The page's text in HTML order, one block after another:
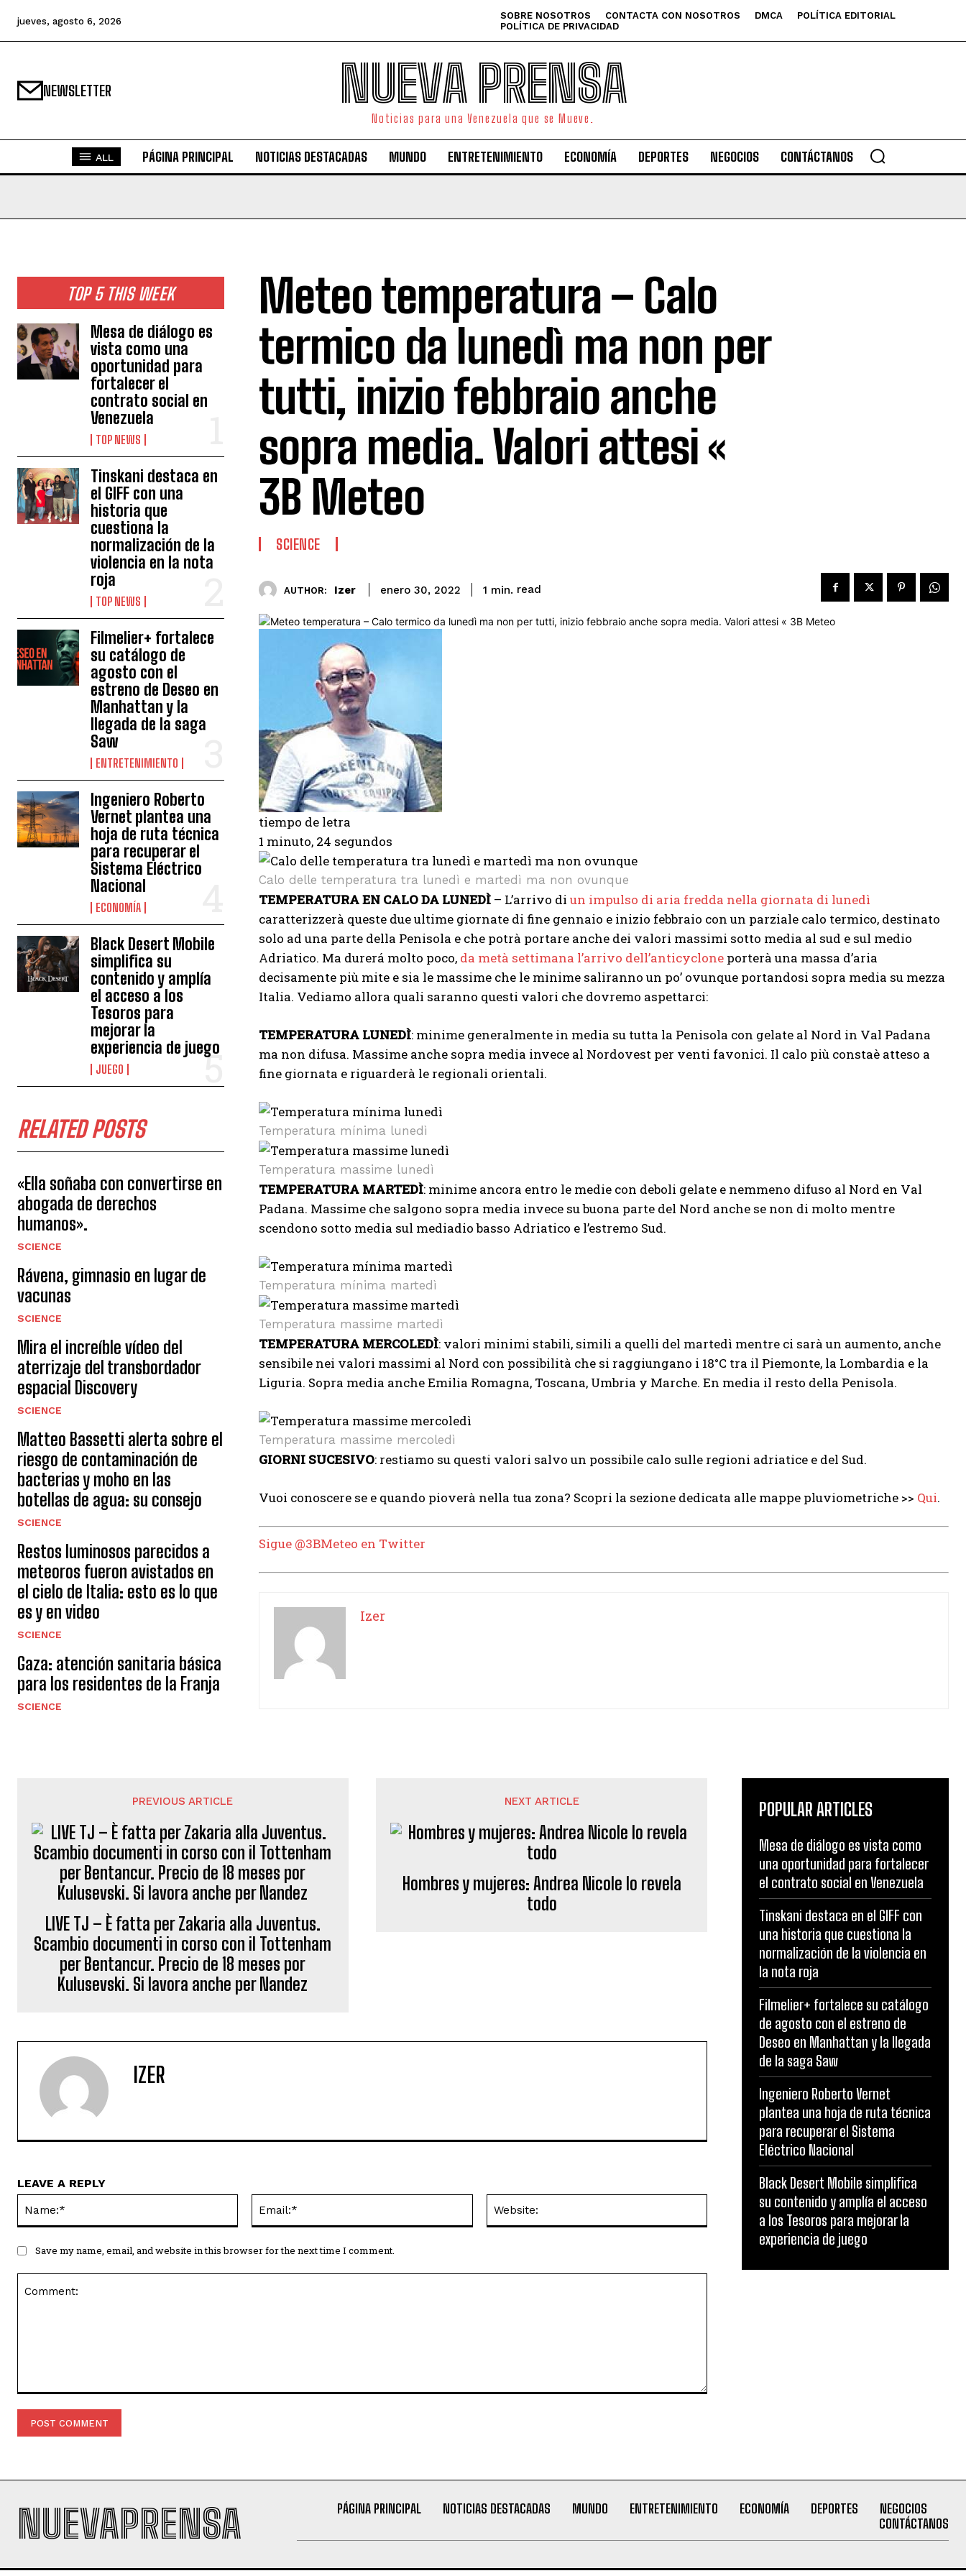
I've read and accept thePrivacy Policy.
jueves, agosto 6, 2026 SOBRE NOSOTROS CONTACTA CON NOSOTROS DMCA
POLÍTICA EDITORIAL
POLÍTICA DE PRIVACIDAD
NEWSLETTER NUEVA PRENSA
Noticias para una Venezuela que se Mueve.
ALL PÁGINA PRINCIPAL NOTICIAS DESTACADAS MUNDO ENTRETENIMIENTO ECONOMÍA DEPORTES NEGOCIOS CONTÁCTANOS
TOP 5 THIS WEEK
Mesa de diálogo es
vista como una
oportunidad para
fortalecer el
contrato social en
Venezuela
TOP NEWS
Tinskani destaca en
el GIFF con una
historia que
cuestiona la
normalización de la
violencia en la nota
roja
TOP NEWS
Filmelier+ fortalece
su catálogo de
agosto con el
estreno de Deseo en
Manhattan y la
llegada de la saga
Saw
ENTRETENIMIENTO
Ingeniero Roberto
Vernet plantea una
hoja de ruta técnica
para recuperar el
Sistema Eléctrico
Nacional
ECONOMÍA
Black Desert Mobile
simplifica su
contenido y amplía
el acceso a los
Tesoros para
mejorar la
experiencia de juego
JUEGO
RELATED POSTS
«Ella soñaba con convertirse en
abogada de derechos
humanos».
SCIENCE
Rávena, gimnasio en lugar de
vacunas
SCIENCE
Mira el increíble vídeo del
aterrizaje del transbordador
espacial Discovery
SCIENCE
Matteo Bassetti alerta sobre el
riesgo de contaminación de
bacterias y moho en las
botellas de agua: su consejo
SCIENCE
Restos luminosos parecidos a
meteoros fueron avistados en
el cielo de Italia: esto es lo que
es y en video
SCIENCE
Gaza: atención sanitaria básica
para los residentes de la Franja
SCIENCE
Meteo temperatura – Calo
termico da lunedì ma non per
tutti, inizio febbraio anche
sopra media. Valori attesi «
3B Meteo
SCIENCE
AUTHOR: Izer enero 30, 2022 1 min. read
tiempo de letra
1 minuto, 24 segundos
Calo delle temperatura tra lunedì e martedì ma non ovunque
TEMPERATURA EN CALO DA LUNEDÌ – L’arrivo di un impulso di aria fredda nella giornata di lunedì
caratterizzerà queste due ultime giornate di fine gennaio e inizio febbraio con un parziale calo termico, destinato
solo ad una parte della Penisola e che potrà portare anche dei valori massimi sotto media al sud e sul medio
Adriatico. Ma durerá molto poco, da metà settimana l’arrivo dell’anticyclone porterà una massa d’aria
decisamente più mite e sia le massime che le minime saliranno un po’ ovunque portandosi sopra media su mezza
Italia. Vediamo allora quali saranno questi valori che dovremo aspettarci:
TEMPERATURA LUNEDÌ: minime generalmente in media su tutta la Penisola con gelate al Nord in Val Padana
ma non difusa. Massime anche sopra media invece al Nordovest per venti favonici. Il calo più constaè atteso a
fine giornata e riguarderà le regionali orientali.
Temperatura mínima lunedì
Temperatura massime lunedì
TEMPERATURA MARTEDÌ: minime ancora entro le medie con deboli gelate e nemmeno difuso al Nord en Val
Padana. Massime che salgono sopra media invece su buona parte del Nord anche se non di molto mentre
scendono sotto media sul mediadio basso Adriatico e l’estremo Sud.
Temperatura mínima martedì
Temperatura massime martedì
TEMPERATURA MERCOLEDÌ: valori minimi stabili, simili a quelli del martedì mentre ci sarà un aumento, anche
sensibile nei valori massimi al Nord con possibilità che si raggiungano i 18°C ​​​​tra il Piemonte, la Lombardia e la
Liguria. Sopra media anche Emilia Romagna, Toscana, Umbria y Marche. En media il resto della Penisola.
Temperatura massime mercoledì
GIORNI SUCESIVO: restiamo su questi valori salvo un possibile calo sulle regioni adriatice e del Sud.
Vuoi conoscere se e quando pioverà nella tua zona? Scopri la sezione dedicata alle mappe pluviometriche >> Qui.
Sigue @3BMeteo en Twitter
Izer
PREVIOUS ARTICLE
LIVE TJ – È fatta per Zakaria alla Juventus.
Scambio documenti in corso con il Tottenham
per Bentancur. Precio de 18 meses por
Kulusevski. Si lavora anche per Nandez
NEXT ARTICLE
Hombres y mujeres: Andrea Nicole lo revela
todo
IZER
LEAVE A REPLY
Save my name, email, and website in this browser for the next time I comment.
POPULAR ARTICLES
Mesa de diálogo es vista como
una oportunidad para fortalecer
el contrato social en Venezuela
Tinskani destaca en el GIFF con
una historia que cuestiona la
normalización de la violencia en
la nota roja
Filmelier+ fortalece su catálogo
de agosto con el estreno de
Deseo en Manhattan y la llegada
de la saga Saw
Ingeniero Roberto Vernet
plantea una hoja de ruta técnica
para recuperar el Sistema
Eléctrico Nacional
Black Desert Mobile simplifica
su contenido y amplía el acceso
a los Tesoros para mejorar la
experiencia de juego
NUEVAPRENSA PÁGINA PRINCIPAL NOTICIAS DESTACADAS MUNDO ENTRETENIMIENTO ECONOMÍA DEPORTES
NEGOCIOS
CONTÁCTANOS